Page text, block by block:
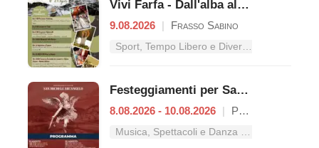
Vivi Farfa - Dall'alba al tramonto
9.08.2026 Frasso Sabino
Sport, Tempo Libero e Divertimento nel Lazio
Festeggiamenti per San Michele Arcangelo
8.08.2026 - 10.08.2026 Petrella Salto
Musica, Spettacoli e Danza nel Lazio